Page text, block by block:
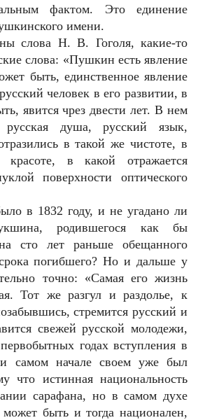
фактом. Это единение
имени.
слова Н. В. Гоголя, какие-то
слова: «Пушкин есть явление
быть, единственное явление
человек в его развитии, в
явится чрез двести лет. В нем
русская душа, русский язык,
в такой же чистоте, в
в какой отражается
поверхности оптического
в 1832 году, и не угадано ли
родившегося как бы
сто лет раньше обещанного
погибшего? Но и дальше у
точно: «Самая его жизнь
Тот же разгул и раздолье, к
стремится русский и
свежей русской молодежи,
годах вступления в
самом начале своем уже был
что истинная национальность
сарафана, но в самом духе
быть и тогда национален,